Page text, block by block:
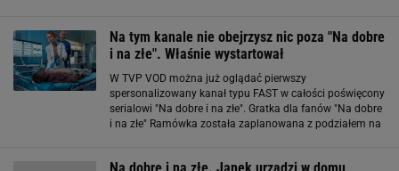
Na tym kanale nie obejrzysz nic poza "Na dobre
i na złe". Właśnie wystartował
W TVP VOD można już oglądać pierwszy
spersonalizowany kanał typu FAST w całości poświęcony
serialowi "Na dobre i na złe". Gratka dla fanów "Na dobre
i na złe" Ramówka została zaplanowana z podziałem na
Na dobre i na złe. Janek urządzi w domu